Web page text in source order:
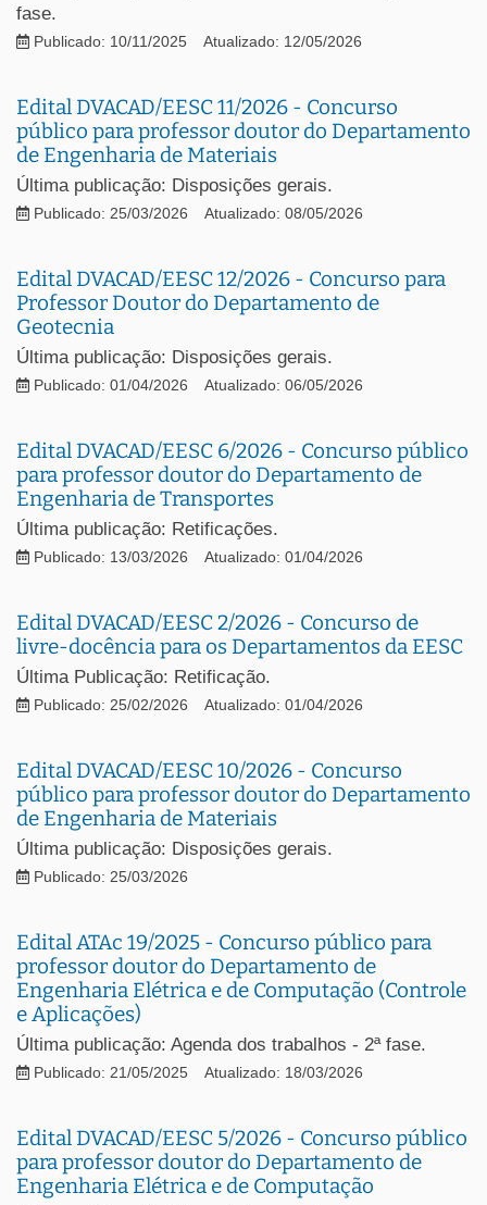
fase.
Publicado: 10/11/2025 Atualizado: 12/05/2026
Edital DVACAD/EESC 11/2026 - Concurso
público para professor doutor do Departamento
de Engenharia de Materiais
Última publicação: Disposições gerais.
Publicado: 25/03/2026 Atualizado: 08/05/2026
Edital DVACAD/EESC 12/2026 - Concurso para
Professor Doutor do Departamento de
Geotecnia
Última publicação: Disposições gerais.
Publicado: 01/04/2026 Atualizado: 06/05/2026
Edital DVACAD/EESC 6/2026 - Concurso público
para professor doutor do Departamento de
Engenharia de Transportes
Última publicação: Retificações.
Publicado: 13/03/2026 Atualizado: 01/04/2026
Edital DVACAD/EESC 2/2026 - Concurso de
livre-docência para os Departamentos da EESC
Última Publicação: Retificação.
Publicado: 25/02/2026 Atualizado: 01/04/2026
Edital DVACAD/EESC 10/2026 - Concurso
público para professor doutor do Departamento
de Engenharia de Materiais
Última publicação: Disposições gerais.
Publicado: 25/03/2026
Edital ATAc 19/2025 - Concurso público para
professor doutor do Departamento de
Engenharia Elétrica e de Computação (Controle
e Aplicações)
Última publicação: Agenda dos trabalhos - 2ª fase.
Publicado: 21/05/2025 Atualizado: 18/03/2026
Edital DVACAD/EESC 5/2026 - Concurso público
para professor doutor do Departamento de
Engenharia Elétrica e de Computação